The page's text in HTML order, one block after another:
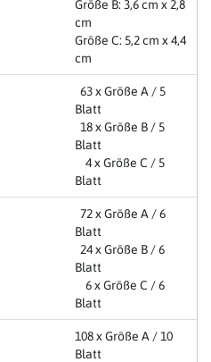
Größe B: 3,6 cm x 2,8
cm
Größe C: 5,2 cm x 4,4
cm
63 x Größe A / 5
Blatt
18 x Größe B / 5
Blatt
4 x Größe C / 5
Blatt
72 x Größe A / 6
Blatt
24 x Größe B / 6
Blatt
6 x Größe C / 6
Blatt
108 x Größe A / 10
Blatt